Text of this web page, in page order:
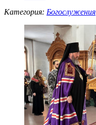
Категория: Богослужения